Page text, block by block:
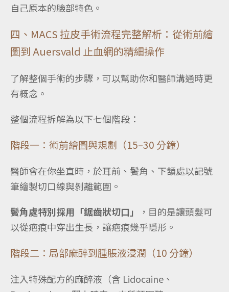
自己原本的臉部特色。
四、MACS 拉皮手術流程完整解析：從術前繪
圖到 Auersvald 止血網的精細操作
了解整個手術的步驟，可以幫助你和醫師溝通時更
有概念。
整個流程拆解為以下七個階段：
階段一：術前繪圖與規劃（15–30 分鐘）
醫師會在你坐直時，於耳前、鬢角、下頷處以記號
筆繪製切口線與剝離範圍。
鬢角處特別採用「鋸齒狀切口」
，目的是讓頭髮可
以從疤痕中穿出生長，讓疤痕幾乎隱形。
階段二：局部麻醉到腫脹液浸潤（10 分鐘）
注入特殊配方的麻醉液（含 Lidocaine、